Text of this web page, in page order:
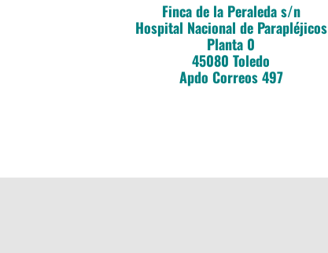
Finca de la Peraleda s/n
Hospital Nacional de Parapléjicos
Planta 0
45080 Toledo
Apdo Correos 497